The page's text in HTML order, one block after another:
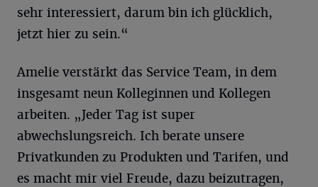
sehr interessiert, darum bin ich glücklich,
jetzt hier zu sein.“
Amelie verstärkt das Service Team, in dem
insgesamt neun Kolleginnen und Kollegen
arbeiten. „Jeder Tag ist super
abwechslungsreich. Ich berate unsere
Privatkunden zu Produkten und Tarifen, und
es macht mir viel Freude, dazu beizutragen,